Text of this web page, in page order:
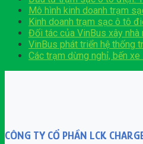
Mô hình kinh doanh trạm
Kinh doanh trạm sạc ô tô
Đối tác của VinBus xây
VinBus phát triển hệ thống
Các trạm dừng nghỉ, bến
CÔNG TY CỔ PHẦN LCK